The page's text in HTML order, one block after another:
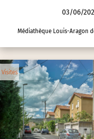
03/06/
Médiathèque Louis-Aragon
Visites